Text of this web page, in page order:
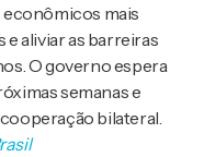
mais
aliviar as barreiras
O governo espera
semanas e
bilateral.